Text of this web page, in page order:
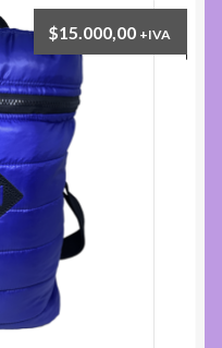
$15.000,00 +IVA